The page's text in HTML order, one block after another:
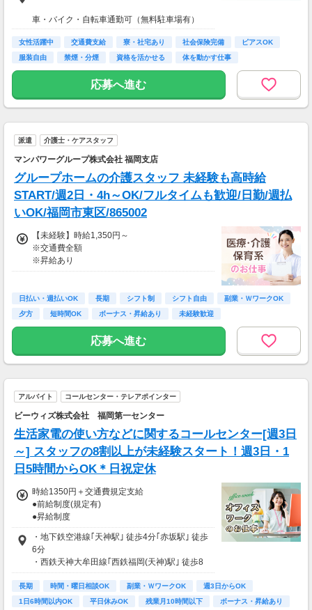
※18歳以上
※学生は応募不可（卒業見込みで、社会人予定
車・バイク・自転車通勤可（無料駐車場有）
女性活躍中 交通費支給 寮・社宅あり 社会保険完備
ピアスOK
服装自由
禁煙・分煙 資格を活かせる 体を動かす仕事
応募へ進む
派遣 介護士・ケアスタッフ
マンパワーグループ株式会社 福岡支店
グループホームの介護スタッフ 未経験も高時給
START/週2日・4h～OK/フルタイムも歓迎/日勤/週払
いOK/福岡市東区/865002
【未経験】時給1,350円～
※交通費全額
※昇給あり
◎日勤／未経験の場合
・日収(1,350*8)円（時給1,350円×8h）
※資格手当あり（時給50円～UP/資格の種類に
よって異なる）
支払方法：日払い・週払い
※日払いも週払いOK（規定あり）
（稼働開始時は手続き完了次第となります）
週払い：金曜日締め最短翌週火曜日にお給料GE
T♪
※交通費：別途全額支給
※車・バイク通勤に関して施設により異なる場
合あり（応相談）
日払い・週払いOK 長期 シフト制 シフト自由
副業・ＷワークOK
夕方
短時間OK ボーナス・昇給あり 未経験歓迎
応募へ進む
アルバイト コールセンター・テレアポインター
ビーウィズ株式会社 福岡第一センター
生活家電の使い方などに関するコールセンター[週3日
～] スタッフの8割以上が未経験スタート！週3日・1
日5時間からOK＊日祝定休
時給1350円＋交通費規定支給
●前給制度(規定有)
●昇給制度
●頑張り次第でプチボーナスあり(1.000円～20.
000円/規定有)
→勤怠やスキルなどの総合評価によりもらえま
【月収例】
週5日×フルタイムの場合…
・地下鉄空港線｢天神駅｣ 徒歩4分｢赤坂駅｣ 徒歩
6分
・西鉄天神大牟田線｢西鉄福岡(天神)駅｣ 徒歩8
分
長期 時間・曜日相談OK 副業・ＷワークOK
週3日からOK
1日6時間以内OK
平日休みOK 残業月10時間以下
ボーナス・昇給あり